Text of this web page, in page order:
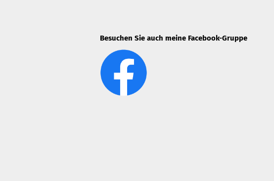
Besuchen Sie auch meine Facebook-Gruppe